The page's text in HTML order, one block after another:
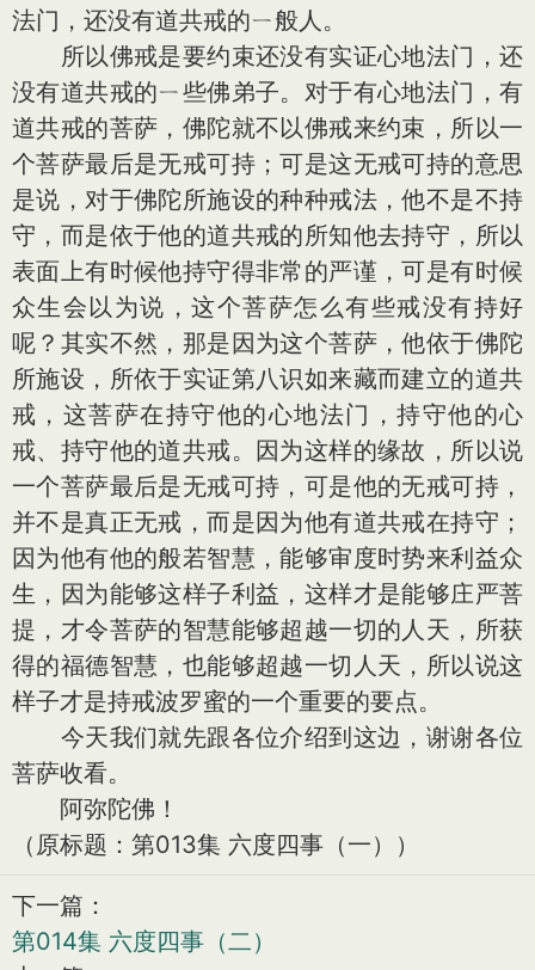
法门，还没有道共戒的ㄧ般人。
所以佛戒是要约束还没有实证心地法门，还
没有道共戒的ㄧ些佛弟子。对于有心地法门，有
道共戒的菩萨，佛陀就不以佛戒来约束，所以一
个菩萨最后是无戒可持；可是这无戒可持的意思
是说，对于佛陀所施设的种种戒法，他不是不持
守，而是依于他的道共戒的所知他去持守，所以
表面上有时候他持守得非常的严谨，可是有时候
众生会以为说，这个菩萨怎么有些戒没有持好
呢？其实不然，那是因为这个菩萨，他依于佛陀
所施设，所依于实证第八识如来藏而建立的道共
戒，这菩萨在持守他的心地法门，持守他的心
戒、持守他的道共戒。因为这样的缘故，所以说
一个菩萨最后是无戒可持，可是他的无戒可持，
并不是真正无戒，而是因为他有道共戒在持守；
因为他有他的般若智慧，能够审度时势来利益众
生，因为能够这样子利益，这样才是能够庄严菩
提，才令菩萨的智慧能够超越一切的人天，所获
得的福德智慧，也能够超越一切人天，所以说这
样子才是持戒波罗蜜的一个重要的要点。
今天我们就先跟各位介绍到这边，谢谢各位
菩萨收看。
阿弥陀佛！
（原标题：第013集 六度四事（一））
下一篇：
第014集 六度四事（二）